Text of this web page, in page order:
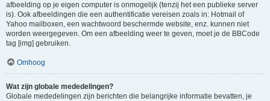
afbeelding op je eigen computer is onmogelijk (tenzij het een publieke server
is). Ook afbeeldingen die een authentificatie vereisen zoals in: Hotmail of
Yahoo mailboxen, een wachtwoord beschermde website, enz. kunnen niet
worden weergegeven. Om een afbeelding weer te geven, moet je de BBCode
tag [img] gebruiken.
Omhoog
Wat zijn globale mededelingen?
Globale mededelingen zijn berichten die belangrijke informatie bevatten, je